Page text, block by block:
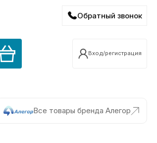
Обратный звонок
Вход/регистрация
Все товары бренда Алегор